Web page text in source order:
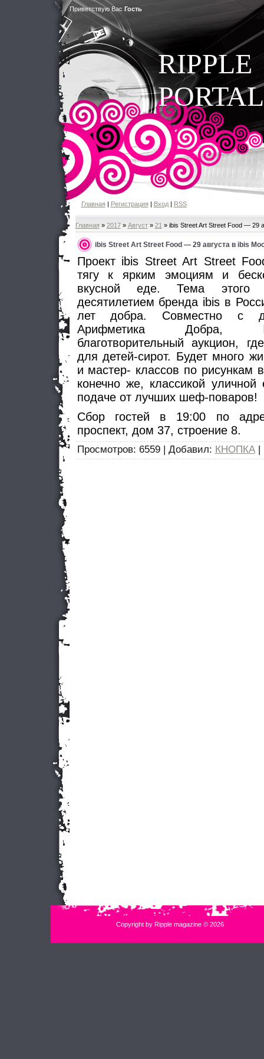
Приветствую Вас Гость
RIPPLE
PORTAL
Главная| Регистрация| Вход| RSS
Главная » 2017 » Август » 21 » ibis Street Art Street Food — 29
ibis Street Art Street Food — 29 августа в ibis
Проект ibis Street Art Street
тягу к ярким эмоциям и
вкусной еде. Тема этого
десятилетием бренда ibis в
лет добра. Совместно с
Арифметика Добра,
благотворительный аукцион,
для детей-сирот. Будет много
и мастер- классов по рисункам
конечно же, классикой
подаче от лучших шеф-поваров!
Сбор гостей в 19:00 по
проспект, дом 37, строение 8.
Просмотров: 6559 | Добавил: КНОПКА|
Copyright by Ripple magazine © 2026